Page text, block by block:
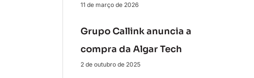
11 de março de 2026
Grupo Callink anuncia a
compra da Algar Tech
2 de outubro de 2025